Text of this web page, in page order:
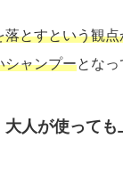
落とすという観
シャンプーとなっ
人が使っても